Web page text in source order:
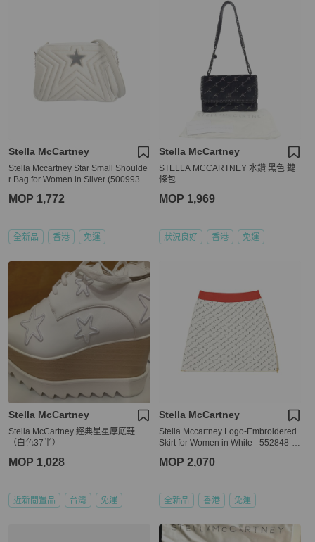
Stella McCartney
Stella Mccartney Star Small Shoulde
r Bag for Women in Silver (500993-
MOP 1,772
全新品 香港 免運
Stella McCartney
STELLA MCCARTNEY 水鑽 黑色 鏈
條包
MOP 1,969
狀況良好 香港 免運
Stella McCartney
Stella McCartney 經典星星厚底鞋
（白色37半）
MOP 1,028
近新閒置品 台灣 免運
Stella McCartney
Stella Mccartney Logo-Embroidered
Skirt for Women in White - 552848-S
MOP 2,070
全新品 香港 免運